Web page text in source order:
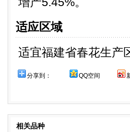
适应区域
适宜福建省春花生产
分享到： QQ空间
相关品种